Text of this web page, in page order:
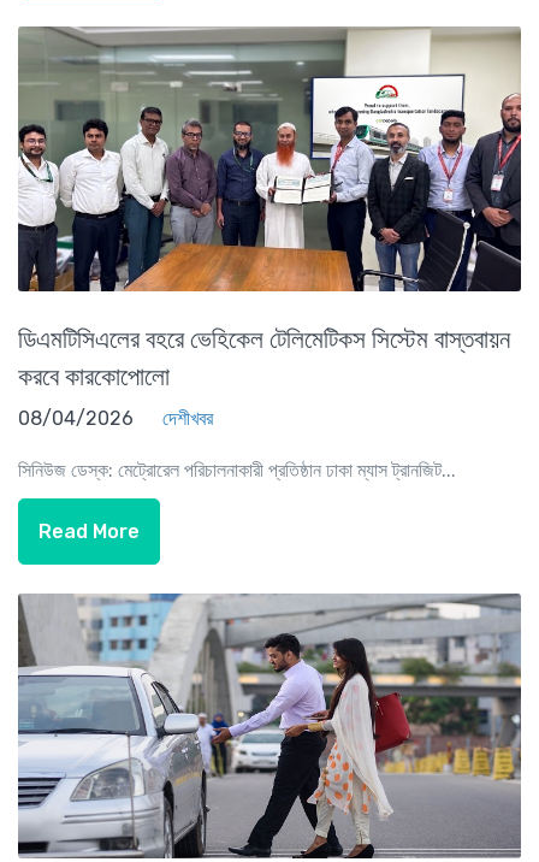
ডিএমটিসিএলের বহরে ভেহিকেল টেলিমেটিকস সিস্টেম বাস্তবায়ন
করবে কারকোপোলো
08/04/2026 দেশীখবর
সিনিউজ ডেস্ক: মেট্রোরেল পরিচালনাকারী প্রতিষ্ঠান ঢাকা ম্যাস ট্রানজিট...
Read More